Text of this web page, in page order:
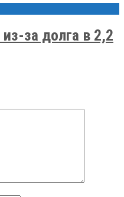
за долга в 2,2